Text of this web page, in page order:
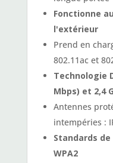
Fonctionne
l'extérieur
Prend en
802.11ac et
Technologie
Mbps) et 2,4
Antennes
intempéries :
Standards de
WPA2